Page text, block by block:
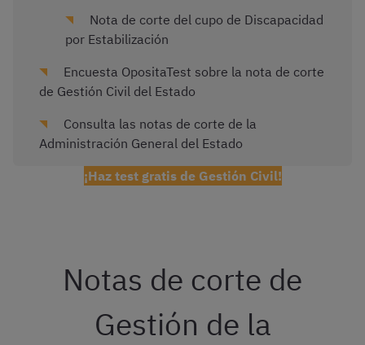
Nota de corte del cupo de Discapacidad
por Estabilización
Encuesta OpositaTest sobre la nota de corte
de Gestión Civil del Estado
Consulta las notas de corte de la
Administración General del Estado
¡Haz test gratis de Gestión Civil!
Notas de corte de
Gestión de la